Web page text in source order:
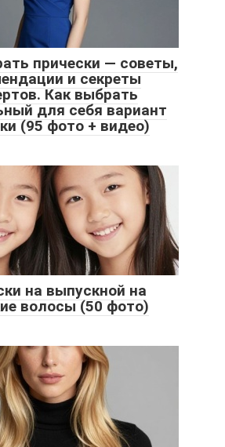
прически — советы,
и секреты
Как выбрать
для себя вариант
(95 фото + видео)
на выпускной на
волосы (50 фото)